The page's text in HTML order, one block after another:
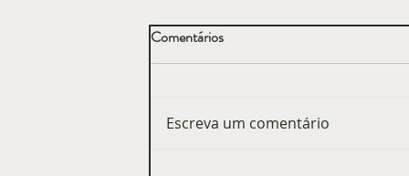
Comentários
Escreva um comentário